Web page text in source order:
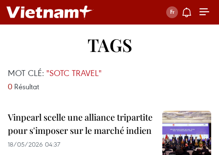
TAGS
MOT CLÉ: "SOTC TRAVEL"
0 Résultat
Vinpearl scelle une alliance tripartite
pour s'imposer sur le marché indien
18/05/2026 04:37